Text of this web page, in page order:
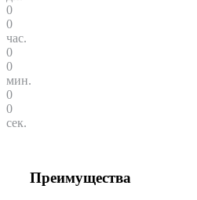
0
0
час.
0
0
мин.
0
0
сек.
Преимущества